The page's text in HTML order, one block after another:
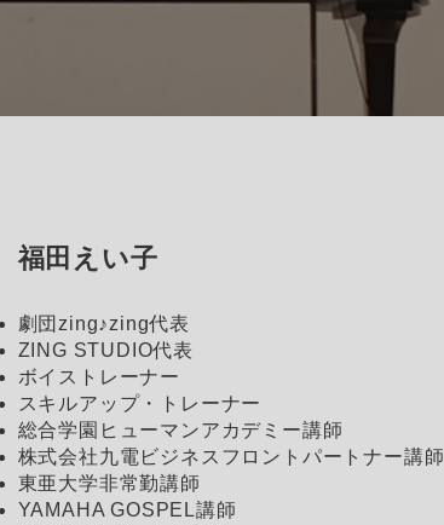
福田えい子
劇団zing♪zing代表
ZING STUDIO代表
ボイストレーナー
スキルアップ・トレーナー
総合学園ヒューマンアカデミー講師
株式会社九電ビジネスフロントパートナー講師
東亜大学非常勤講師
YAMAHA GOSPEL講師